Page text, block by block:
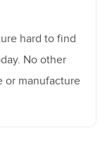
hard to find
No other
or manufacture